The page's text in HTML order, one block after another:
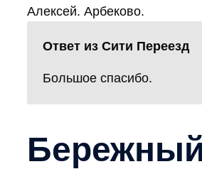
Алексей. Арбеково.
Ответ из Сити Переезд
Большое спасибо.
Бережный